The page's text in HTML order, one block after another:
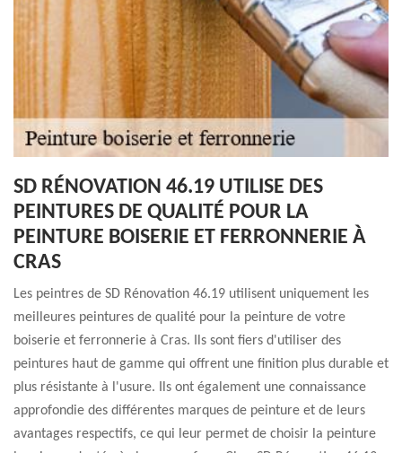
SD RÉNOVATION 46.19 UTILISE DES
PEINTURES DE QUALITÉ POUR LA
PEINTURE BOISERIE ET FERRONNERIE À
CRAS
Les peintres de SD Rénovation 46.19 utilisent uniquement les
meilleures peintures de qualité pour la peinture de votre
boiserie et ferronnerie à Cras. Ils sont fiers d'utiliser des
peintures haut de gamme qui offrent une finition plus durable et
plus résistante à l'usure. Ils ont également une connaissance
approfondie des différentes marques de peinture et de leurs
avantages respectifs, ce qui leur permet de choisir la peinture